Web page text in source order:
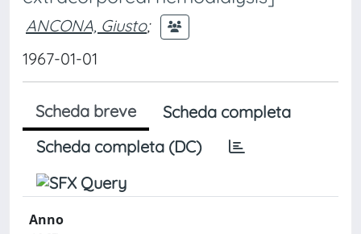
ANCONA, Giusto;
1967-01-01
Scheda breve
Scheda completa
Scheda completa (DC)
Anno